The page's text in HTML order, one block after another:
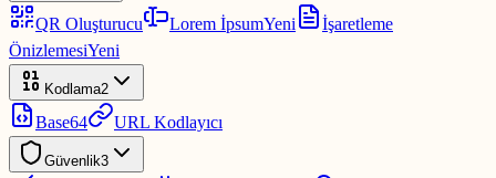
QR Oluşturucu Lorem İpsumYeni
İşaretleme
ÖnizlemesiYeni
Kodlama2
Base64 URL Kodlayıcı
Güvenlik3